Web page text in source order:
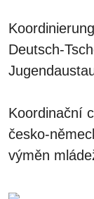
Deutsch-
Koordinační
česko-
výměn